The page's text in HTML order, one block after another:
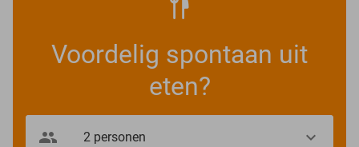
Voordelig spontaan uit
eten?